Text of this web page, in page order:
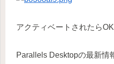
アクティベートされたらOK
Parallels Desktopの最新情